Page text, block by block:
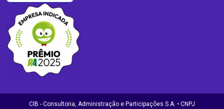
CIB - Consultoria, Administração e Participações S.A. • CNPJ